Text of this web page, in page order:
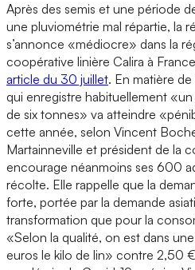
Après des semis et une période
une pluviométrie mal répartie, la
s’annonce «médiocre» dans la
coopérative linière Calira à
article du 30 juillet. En matière
qui enregistre habituellement
de six tonnes» va atteindre
cette année, selon Vincent
Martainneville et président de la
encourage néanmoins ses 600
récolte. Elle rappelle que la
forte, portée par la demande
transformation que pour la
«Selon la qualité, on est dans
euros le kilo de lin» contre 2,50